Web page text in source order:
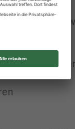
LGBTIQ-